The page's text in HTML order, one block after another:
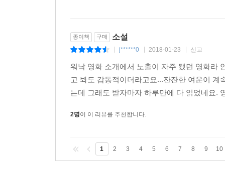
_「피플 매거진」
루와 윌은 당신의 마음을 훔칠 것이다. 휴지를 한
_「인디펜던트」
_「우먼&홈」
_폴라 매클레인, 『헤밍웨이와 파리의 아내』 저자
종이책 구매 소설
j******0 2018-01-23 신고
워낙 영화 소개에서 노출이 자주 됐던 영화라
고 봐도 감동적이더라고요...잔잔한 여운이
는데 그래도 받자마자 하루만에 다 읽었네요.
2명이 이 리뷰를 추천합니다.
1 2 3 4 5 6 7 8 9 10